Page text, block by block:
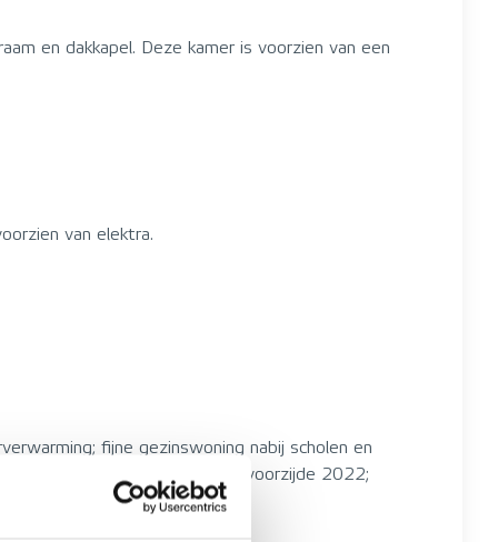
en dakkapel. Deze kamer is voorzien van een
van elektra.
fijne gezinswoning nabij scholen en
buitenschilderwerk 2016, voorzijde 2022;